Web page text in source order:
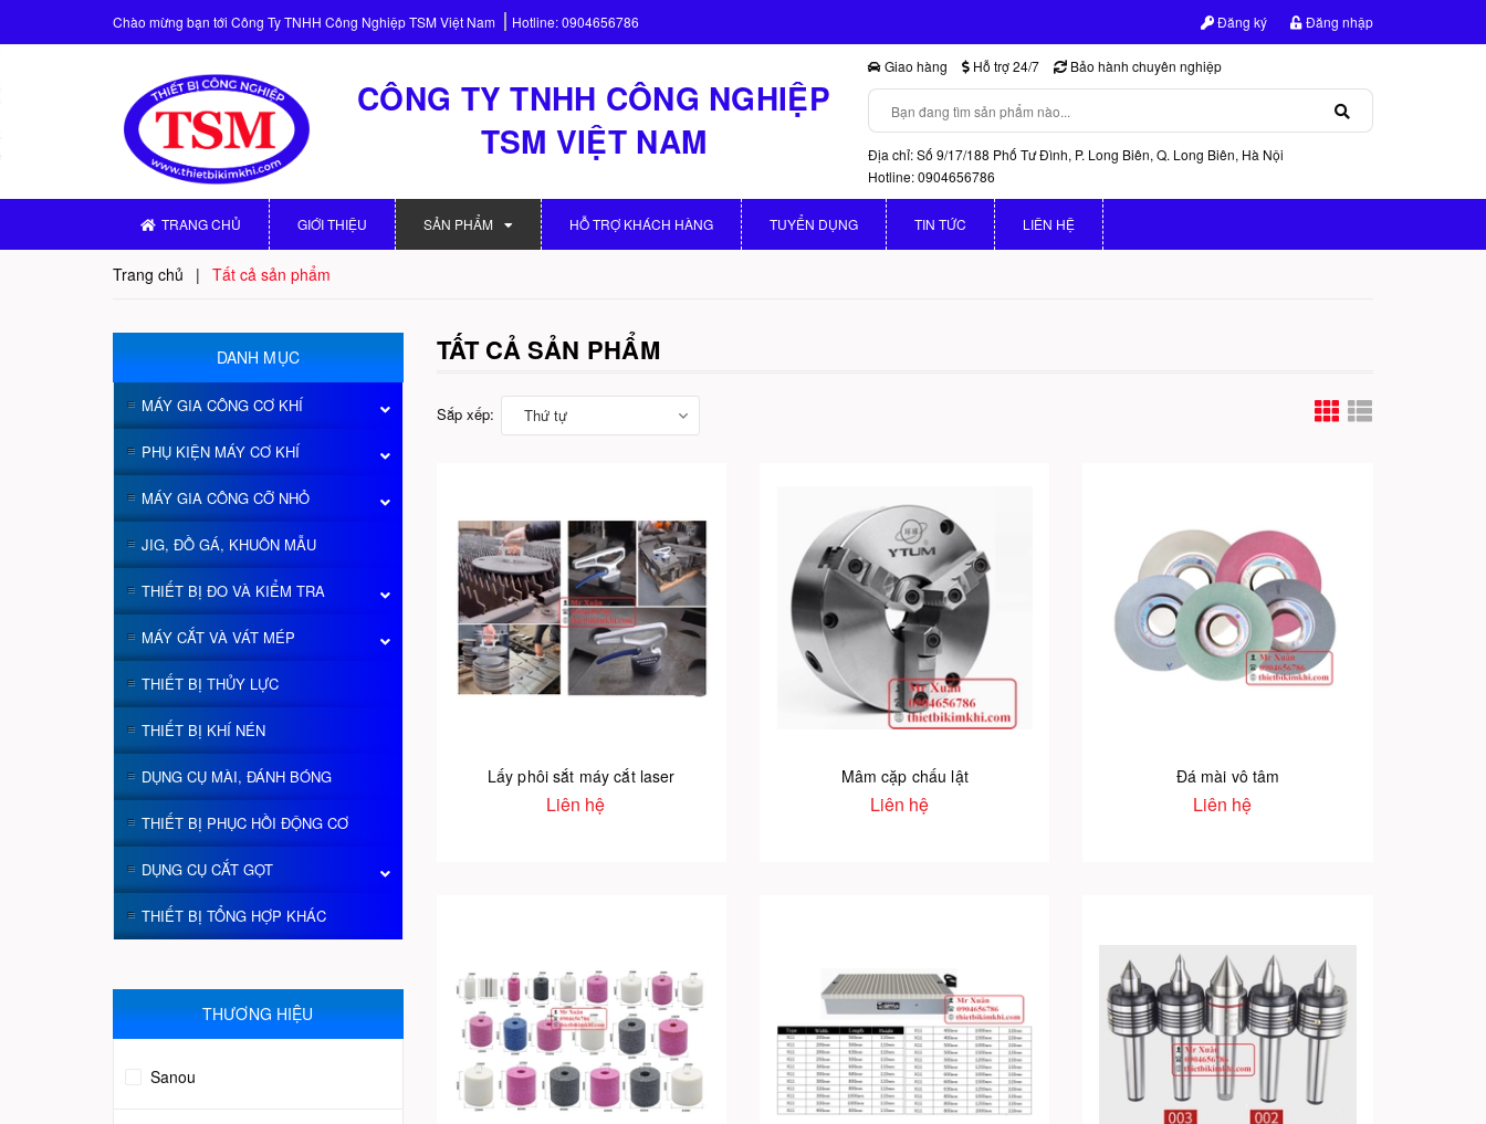
Chào mừng bạn tới Công Ty TNHH Công Nghiệp TSM Việt Nam Hotline:0904656786 Đăng ký Đăng nhập
CÔNG TY TNHH CÔNG NGHIỆP
TSM VIỆT NAM
Giao hàng Hỗ trợ 24/7 Bảo hành chuyên nghiệp
Địa chỉ: Số 9/17/188 Phố Tư Đình, P. Long Biên, Q. Long Biên, Hà Nội
Hotline: 0904656786
TRANG CHỦ GIỚI THIỆU SẢN PHẨM HỖ TRỢ KHÁCH HÀNG TUYỂN DỤNG TIN TỨC LIÊN HỆ
Trang chủ | Tất cả sản phẩm
TẤT CẢ SẢN PHẨM
Sắp xếp: Thứ tự
Lấy phôi sắt máy cắt laser
Liên hệ
Mâm cặp chấu lật
Liên hệ
Đá mài vô tâm
Liên hệ
DANH MỤC
MÁY GIA CÔNG CƠ KHÍ
PHỤ KIỆN MÁY CƠ KHÍ
MÁY GIA CÔNG CỠ NHỎ
JIG, ĐỒ GÁ, KHUÔN MẪU
THIẾT BỊ ĐO VÀ KIỂM TRA
MÁY CẮT VÀ VÁT MÉP
THIẾT BỊ THỦY LỰC
THIẾT BỊ KHÍ NÉN
DỤNG CỤ MÀI, ĐÁNH BÓNG
THIẾT BỊ PHỤC HỒI ĐỘNG CƠ
DỤNG CỤ CẮT GỌT
THIẾT BỊ TỔNG HỢP KHÁC
THƯƠNG HIỆU
Sanou